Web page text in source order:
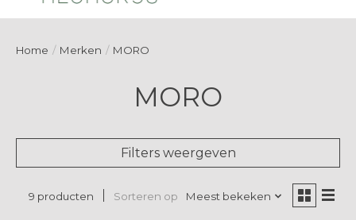
Home / Merken / MORO
MORO
Filters weergeven
9 producten Sorteren op Meest bekeken